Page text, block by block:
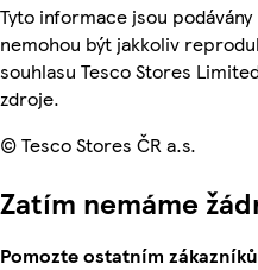
Tyto informace jsou
nemohou být jakkoliv
souhlasu Tesco Stores
zdroje.
© Tesco Stores ČR a.s.
Zatím nemáme
Pomozte ostatním